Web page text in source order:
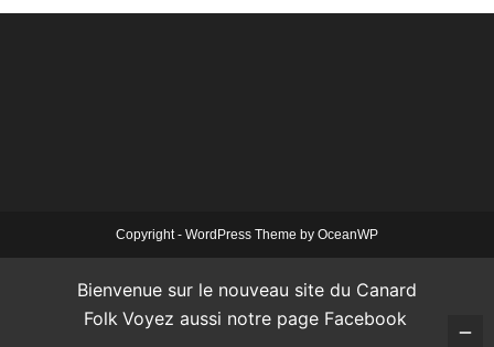
Copyright - WordPress Theme by OceanWP
Bienvenue sur le nouveau site du Canard
Folk Voyez aussi notre page Facebook